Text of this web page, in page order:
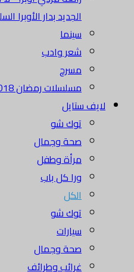
الجديد بدار الأوبرا
سينما
شعر وادب
مسرح
مسلسلات رمضان 2018
لايف ستايل
توك شو
صحة وجمال
مرأة وطفل
ورا كل باب
الكل
توك شو
سيارات
صحة وجمال
غرائب وطرائف